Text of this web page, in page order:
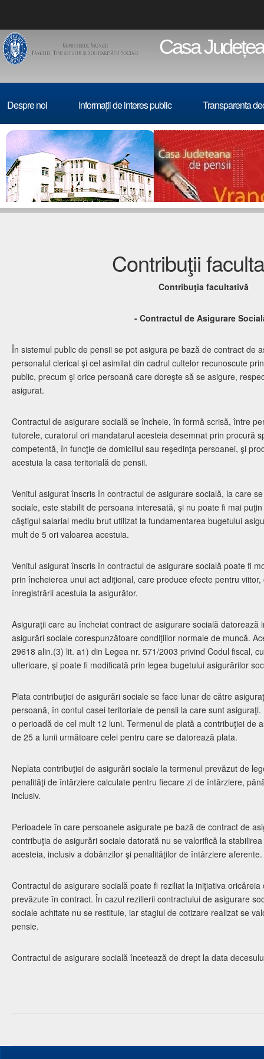
Casa
Despre noi Informații de interes public Transparenta
Contribuţii
Contribuţia facultativă
- Contractul de Asigurare
În sistemul public de pensii se pot asigura pe bază de contract de
personalul clerical şi cel asimilat din cadrul cultelor recunoscute
public, precum şi orice persoană care doreşte să se asigure,
asigurat.
Contractul de asigurare socială se încheie, în formă scrisă, între
tutorele, curatorul ori mandatarul acesteia desemnat prin procură
competentă, în funcţie de domiciliul sau reşedinţa persoanei, şi
acestuia la casa teritorială de pensii.
Venitul asigurat înscris în contractul de asigurare socială, la care
sociale, este stabilit de persoana interesată, şi nu poate fi mai
câştigul salarial mediu brut utilizat la fundamentarea bugetului
mult de 5 ori valoarea acestuia.
Venitul asigurat înscris în contractul de asigurare socială poate fi
prin încheierea unui act adiţional, care produce efecte pentru
înregistrării acestuia la asigurător.
Asiguraţii care au încheiat contract de asigurare socială datorează
asigurări sociale corespunzătoare condiţiilor normale de muncă.
29618 alin.(3) lit. a1) din Legea nr. 571/2003 privind Codul fiscal,
ulterioare, şi poate fi modificată prin legea bugetului asigurărilor
Plata contribuţiei de asigurări sociale se face lunar de către
persoană, în contul casei teritoriale de pensii la care sunt
o perioadă de cel mult 12 luni. Termenul de plată a contribuţiei de
de 25 a lunii următoare celei pentru care se datorează plata.
Neplata contribuţiei de asigurări sociale la termenul prevăzut de
penalităţi de întârziere calculate pentru fiecare zi de întârziere,
inclusiv.
Perioadele în care persoanele asigurate pe bază de contract de
contribuţia de asigurări sociale datorată nu se valorifică la
acesteia, inclusiv a dobânzilor şi penalităţilor de întârziere aferente.
Contractul de asigurare socială poate fi reziliat la iniţiativa
prevăzute în contract. În cazul rezilierii contractului de asigurare
sociale achitate nu se restituie, iar stagiul de cotizare realizat se
pensie.
Contractul de asigurare socială încetează de drept la data